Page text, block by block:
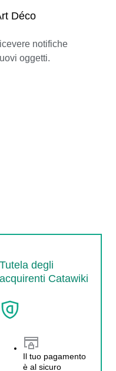
Déco
notifiche
oggetti.
Tutela degli
acquirenti Catawiki
Il tuo pagamento
è al sicuro